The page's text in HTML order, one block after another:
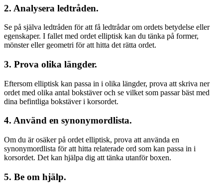
2. Analysera ledtråden.
Se på själva ledtråden för att få ledtrådar om ordets betydelse eller
egenskaper. I fallet med ordet elliptisk kan du tänka på former,
mönster eller geometri för att hitta det rätta ordet.
3. Prova olika längder.
Eftersom elliptisk kan passa in i olika längder, prova att skriva ner
ordet med olika antal bokstäver och se vilket som passar bäst med
dina befintliga bokstäver i korsordet.
4. Använd en synonymordlista.
Om du är osäker på ordet elliptisk, prova att använda en
synonymordlista för att hitta relaterade ord som kan passa in i
korsordet. Det kan hjälpa dig att tänka utanför boxen.
5. Be om hjälp.